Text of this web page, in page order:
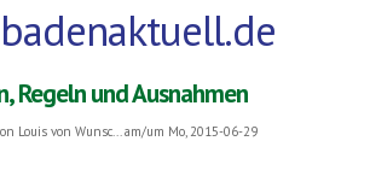
Regeln und Ausnahmen
Louis von Wunsc...
am/um Mo, 2015-06-29